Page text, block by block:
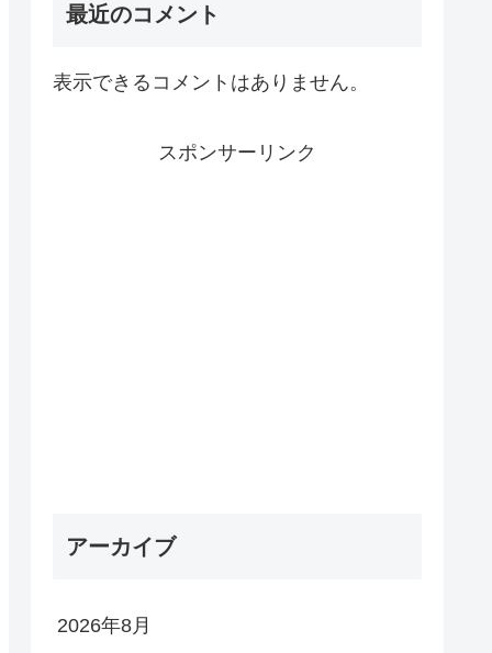
最近のコメント
表示できるコメントはありません。
スポンサーリンク
アーカイブ
2026年8月